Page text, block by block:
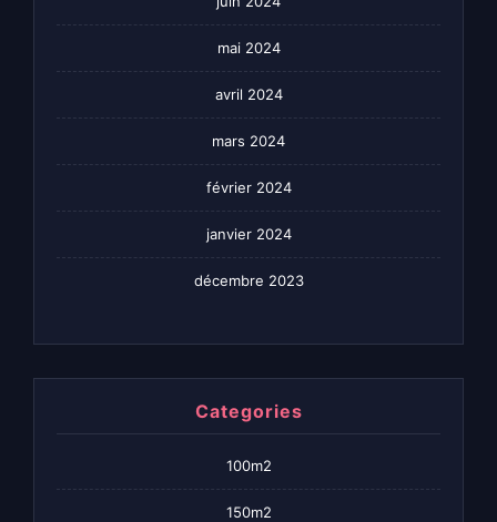
mai 2024
avril 2024
mars 2024
février 2024
janvier 2024
décembre 2023
Categories
100m2
150m2